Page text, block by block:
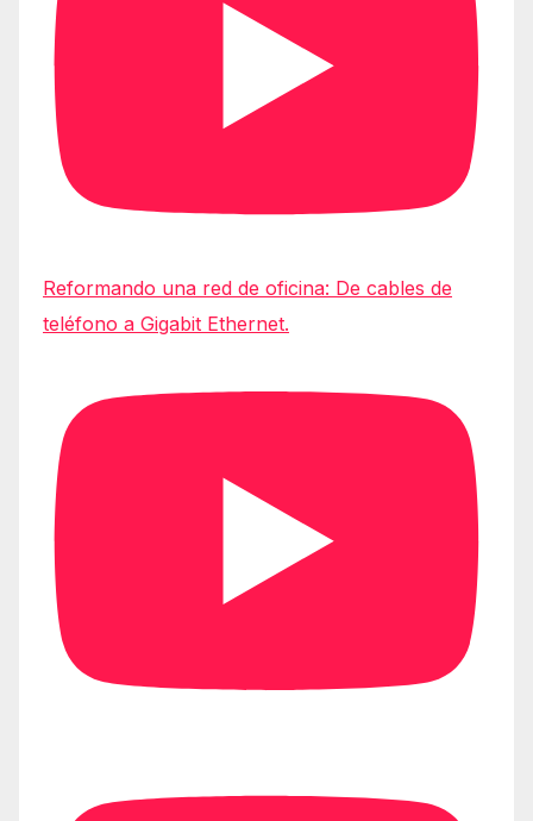
Reformando una red de oficina: De cables de
teléfono a Gigabit Ethernet.